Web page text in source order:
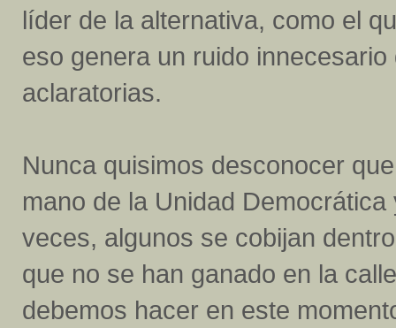
líder de la alternativa, como el
eso genera un ruido
aclaratorias.
Nunca quisimos desconocer
mano de la Unidad
veces, algunos se cobijan
que no se han ganado en la
debemos hacer en este